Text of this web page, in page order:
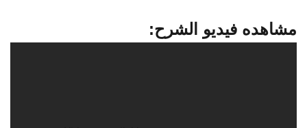
مشاهده فيديو الشرح: